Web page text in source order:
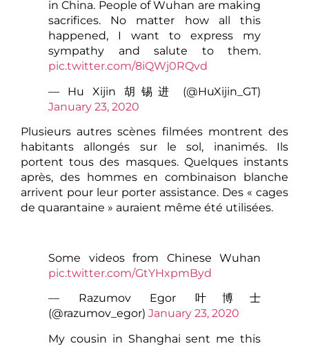
in China. People of Wuhan are making
sacrifices. No matter how all this
happened, I want to express my
sympathy and salute to them.
pic.twitter.com/8iQWj0RQvd
— Hu Xijin 胡锡进 (@HuXijin_GT)
January 23, 2020
Plusieurs autres scènes filmées montrent des
habitants allongés sur le sol, inanimés. Ils
portent tous des masques. Quelques instants
après, des hommes en combinaison blanche
arrivent pour leur porter assistance. Des « cages
de quarantaine » auraient même été utilisées.
Some videos from Chinese Wuhan
pic.twitter.com/GtYHxpmByd
— Razumov Egor 叶博士
(@razumov_egor) January 23, 2020
My cousin in Shanghai sent me this